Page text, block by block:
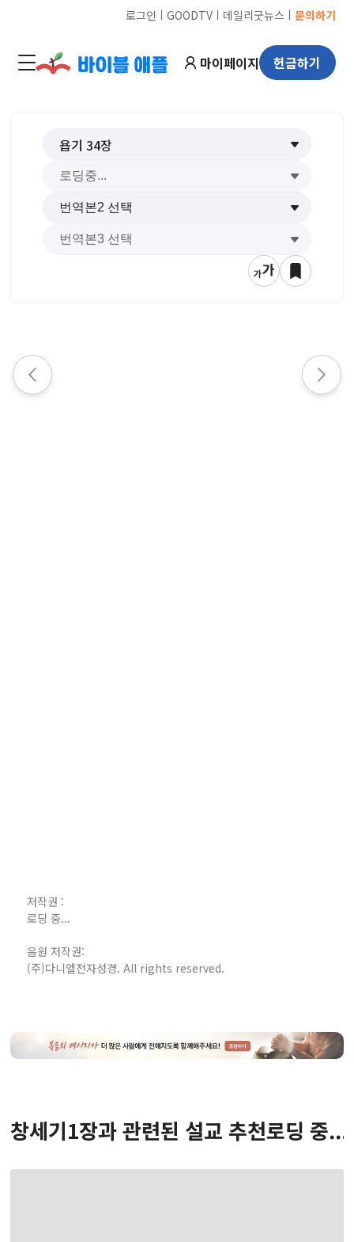
로그인 ㅣ GOODTVㅣ 데일리굿뉴스 ㅣ 문의하기
마이페이지 헌금하기
욥기 34장
저작권 :
로딩 중...
음원 저작권:
(주)다니엘전자성경. All rights reserved.
창세기1장과 관련된 설교 추천로딩 중...